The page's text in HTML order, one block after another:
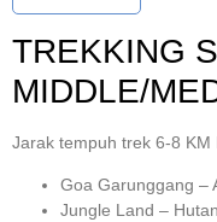
TREKKING
MIDDLE/
Jarak tempuh trek 6-8 KM
Goa Garunggang –
Jungle Land –